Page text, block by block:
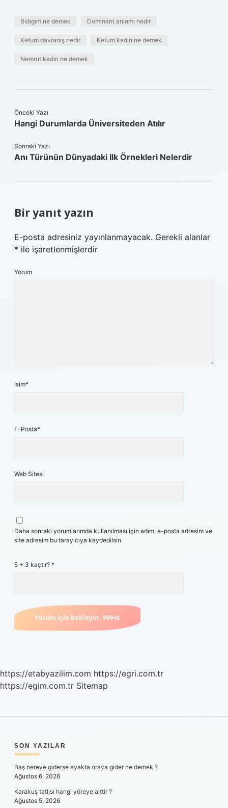
Bıdıgım ne demek Dominant anlamı nedir
Ketum davranış nedir Ketum kadın ne demek
Nemrut kadın ne demek
Önceki Yazı
Hangi Durumlarda Üniversiteden Atılır
Sonraki Yazı
Anı Türünün Dünyadaki Ilk Örnekleri Nelerdir
Bir yanıt yazın
E-posta adresiniz yayınlanmayacak. Gerekli alanlar
* ile işaretlenmişlerdir
Yorum
İsim*
E-Posta*
Web Sitesi
Daha sonraki yorumlarımda kullanılması için adım, e-posta adresim ve
site adresim bu tarayıcıya kaydedilsin.
5 + 3 kaçtır? *
https://etabyazilim.com https://egri.com.tr
https://egim.com.tr Sitemap
SIDEBAR
SON YAZILAR
Baş nereye giderse ayakta oraya gider ne demek ?
Ağustos 6, 2026
Karakuş tatlısı hangi yöreye aittir ?
Ağustos 5, 2026